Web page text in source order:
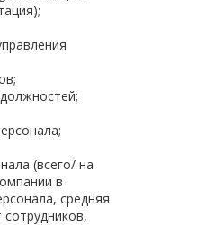
(всего/ на
в
средняя